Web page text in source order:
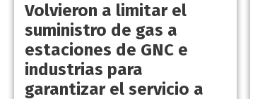
Volvieron a limitar el
suministro de gas a
estaciones de GNC e
industrias para
garantizar el servicio a